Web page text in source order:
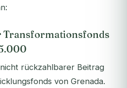
Transformationsfonds
rückzahlbarer Beitrag
von Grenada.